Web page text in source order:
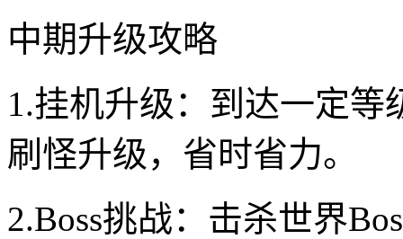
中期升级攻略
1.挂机升级：到达一定
刷怪升级，省时省力。
2.Boss挑战：击杀世界